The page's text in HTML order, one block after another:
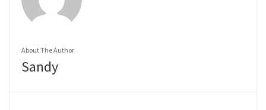
About The Author
Sandy